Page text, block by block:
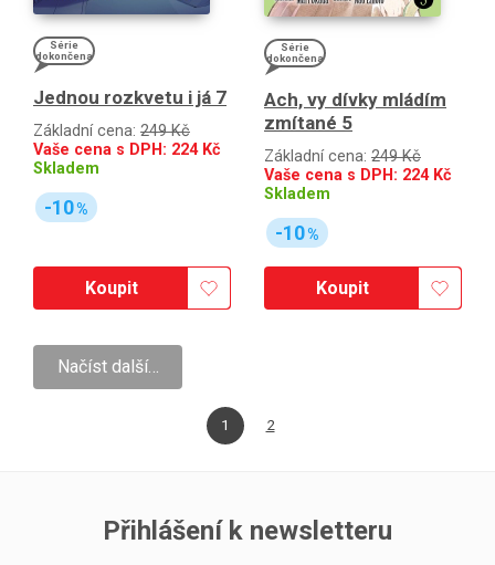
Série
dokončena
Jednou rozkvetu i já 7
Základní cena: 249 Kč
Vaše cena s DPH: 224Kč
Skladem
-10%
Koupit
Série
dokončena
Ach, vy dívky mládím
zmítané 5
Základní cena: 249 Kč
Vaše cena s DPH: 224Kč
Skladem
-10%
Koupit
Načíst další…
1 2
Přihlášení k newsletteru